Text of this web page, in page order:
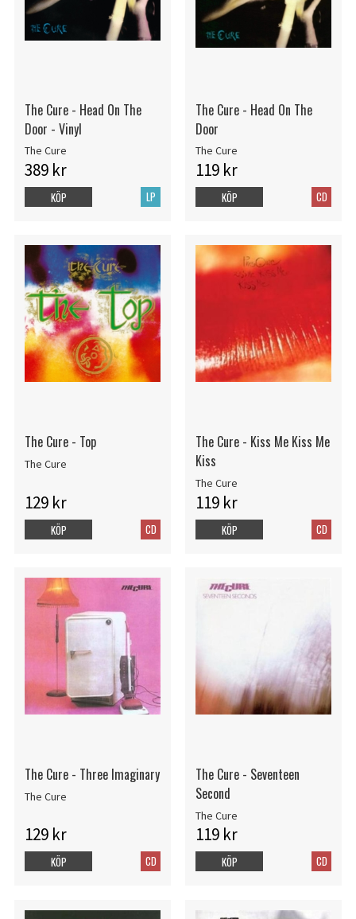
The Cure - Head On The
Door - Vinyl
The Cure
389 kr
LP
KÖP
The Cure - Head On The
Door
The Cure
119 kr
CD
KÖP
The Cure - Top
The Cure
129 kr
CD
KÖP
The Cure - Kiss Me Kiss Me
Kiss
The Cure
119 kr
CD
KÖP
The Cure - Three Imaginary
The Cure
129 kr
CD
KÖP
The Cure - Seventeen
Second
The Cure
119 kr
CD
KÖP